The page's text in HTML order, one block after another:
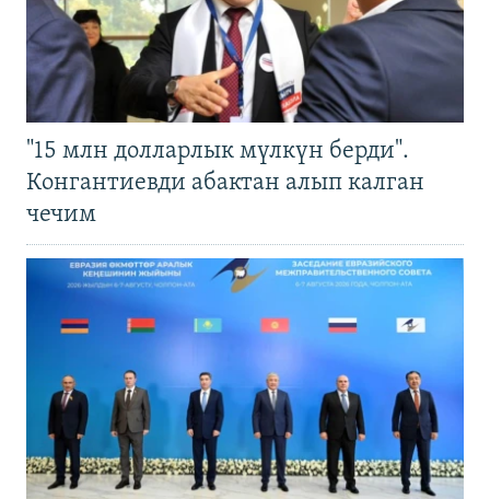
"15 млн долларлык мүлкүн берди".
Конгантиевди абактан алып калган
чечим